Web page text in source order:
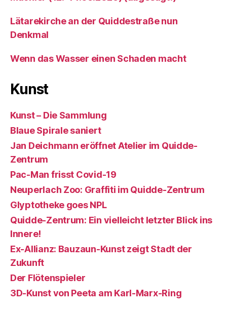
Lätarekirche an der Quiddestraße nun
Denkmal
Wenn das Wasser einen Schaden macht
Kunst
Kunst – Die Sammlung
Blaue Spirale saniert
Jan Deichmann eröffnet Atelier im Quidde-
Zentrum
Pac-Man frisst Covid-19
Neuperlach Zoo: Graffiti im Quidde-Zentrum
Glyptotheke goes NPL
Quidde-Zentrum: Ein vielleicht letzter Blick ins
Innere!
Ex-Allianz: Bauzaun-Kunst zeigt Stadt der
Zukunft
Der Flötenspieler
3D-Kunst von Peeta am Karl-Marx-Ring